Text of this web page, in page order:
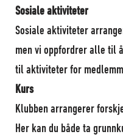
Sosiale aktiviteter
Sosiale aktiviteter
men vi oppfordrer alle til
til aktiviteter for
Kurs
Klubben arrangerer
Her kan du både ta